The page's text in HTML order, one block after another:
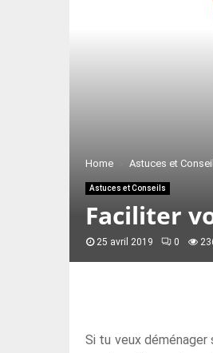
Home Astuces et
Astuces et Conseils
Faciliter
25 avril 2019 0
Si tu veux